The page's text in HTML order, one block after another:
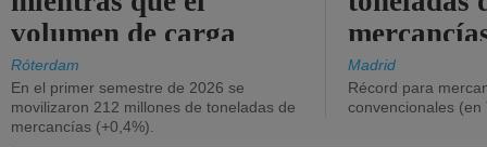
volumen de carga
general disminuyó.
Róterdam
En el primer semestre de 2026 se
movilizaron 212 millones de toneladas de
mercancías (+0,4%).
Madrid
Récord para
convencionales (en